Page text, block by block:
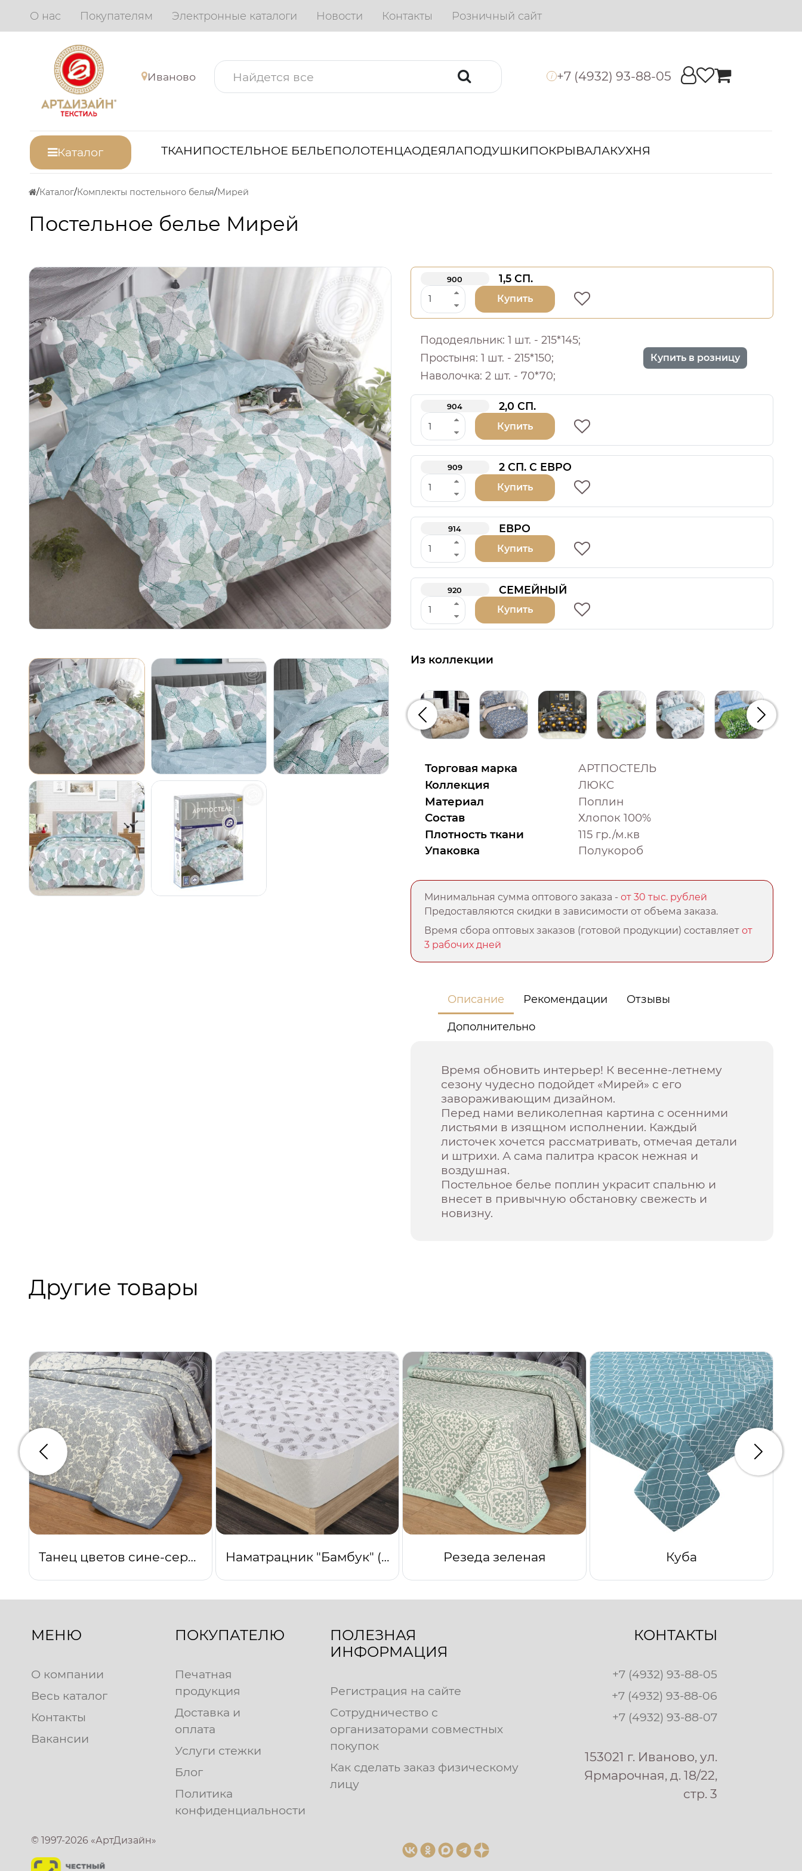
О нас Покупателям Электронные каталоги Новости Контакты Розничный сайт
Иваново i +7 (4932) 93-88-05
Каталог ТКАНИПОСТЕЛЬНОЕ БЕЛЬЕПОЛОТЕНЦАОДЕЯЛАПОДУШКИПОКРЫВАЛАКУХНЯ
Каталог Комплекты постельного белья Мирей
Постельное белье Мирей
900 1,5 СП.
Купить
Пододеяльник: 1 шт. - 215*145;
Простыня: 1 шт. - 215*150;
Наволочка: 2 шт. - 70*70;
Купить в розницу
904 2,0 СП.
Купить
909 2 СП. С ЕВРО
Купить
914 ЕВРО
Купить
920 СЕМЕЙНЫЙ
Купить
Из коллекции
Предыдущий
Торговая марка
АРТПОСТЕЛЬ
Коллекция
ЛЮКС
Материал
Поплин
Состав
Хлопок 100%
Плотность ткани
115 гр./м.кв
Упаковка
Полукороб
Минимальная сумма оптового заказа -от 30 тыс. рублей
Предоставляются скидки в зависимости от объема заказа.
Время сбора оптовых заказов (готовой продукции) составляетот
3 рабочих дней
Описание Рекомендации Отзывы
Дополнительно
Время обновить интерьер! К весенне-летнему
сезону чудесно подойдет «Мирей» с его
завораживающим дизайном.
Перед нами великолепная картина с осенними
листьями в изящном исполнении. Каждый
листочек хочется рассматривать, отмечая детали
и штрихи. А сама палитра красок нежная и
воздушная.
Постельное белье поплин украсит спальню и
внесет в привычную обстановку свежесть и
новизну.
Другие товары
Танец цветов сине-серое Наматрацник "Бамбук" (Тик) Резеда зеленая Куба
Предыдущий
МЕНЮ
О компании
Весь каталог
Контакты
Вакансии
ПОКУПАТЕЛЮ
Печатная
продукция
Доставка и
оплата
Услуги стежки
Блог
Политика
конфиденциальности
ПОЛЕЗНАЯ
ИНФОРМАЦИЯ
Регистрация на сайте
Сотрудничество с
организаторами совместных
покупок
Как сделать заказ физическому
лицу
КОНТАКТЫ
+7 (4932) 93-88-05
+7 (4932) 93-88-06
+7 (4932) 93-88-07
153021 г. Иваново, ул.
Ярмарочная, д. 18/22,
стр. 3
© 1997-2026 «АртДизайн»